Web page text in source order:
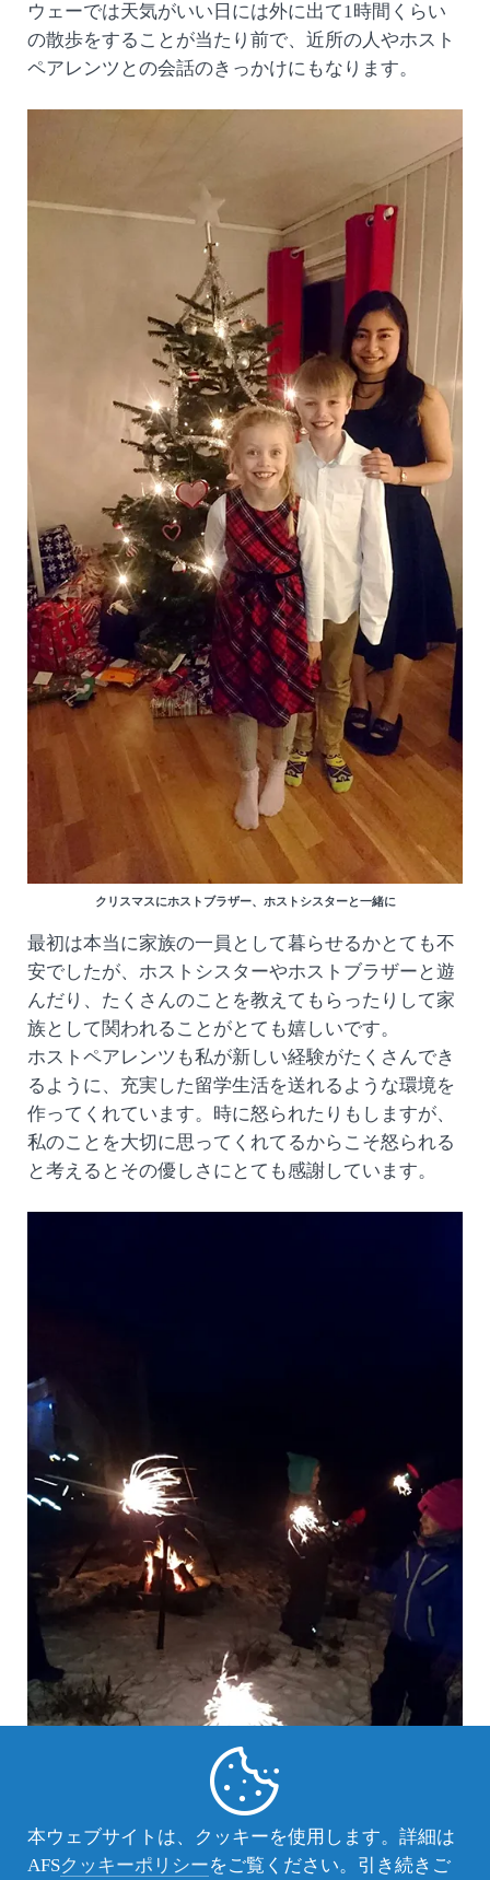
ウェーでは天気がいい日には外に出て1時間くらい
の散歩をすることが当たり前で、近所の人やホスト
ペアレンツとの会話のきっかけにもなります。
クリスマスにホストブラザー、ホストシスターと一緒に
最初は本当に家族の一員として暮らせるかとても不
安でしたが、ホストシスターやホストブラザーと遊
んだり、たくさんのことを教えてもらったりして家
族として関われることがとても嬉しいです。
ホストペアレンツも私が新しい経験がたくさんでき
るように、充実した留学生活を送れるような環境を
作ってくれています。時に怒られたりもしますが、
私のことを大切に思ってくれてるからこそ怒られる
と考えるとその優しさにとても感謝しています。
本ウェブサイトは、クッキーを使用します。詳細は
AFSクッキーポリシーをご覧ください。引き続きご